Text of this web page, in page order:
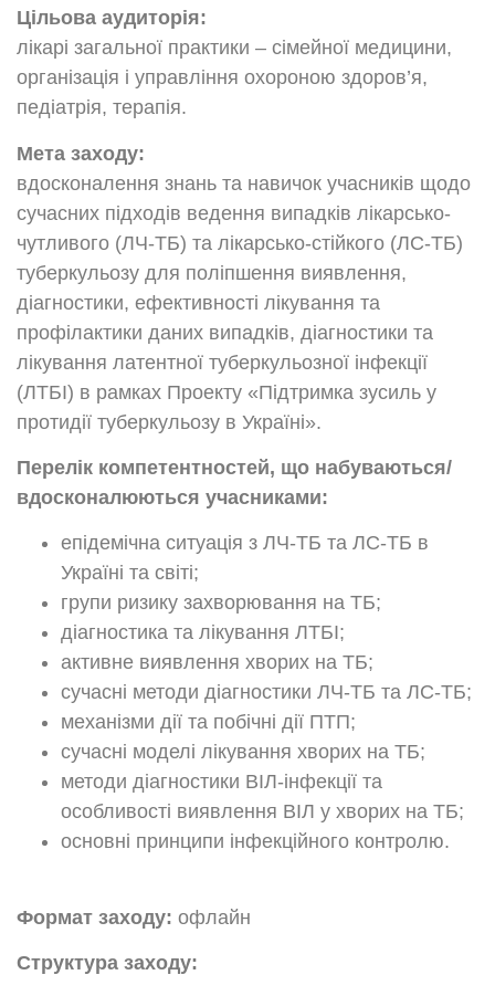
Цільова аудиторія:
лікарі загальної практики – сімейної медицини,
організація і управління охороною здоров’я,
педіатрія, терапія.
Мета заходу:
вдосконалення знань та навичок учасників щодо
сучасних підходів ведення випадків лікарсько-
чутливого (ЛЧ-ТБ) та лікарсько-стійкого (ЛС-ТБ)
туберкульозу для поліпшення виявлення,
діагностики, ефективності лікування та
профілактики даних випадків, діагностики та
лікування латентної туберкульозної інфекції
(ЛТБІ) в рамках Проекту «Підтримка зусиль у
протидії туберкульозу в Україні».
Перелік компетентностей, що набуваються/
вдосконалюються учасниками:
епідемічна ситуація з ЛЧ-ТБ та ЛС-ТБ в
Україні та світі;
групи ризику захворювання на ТБ;
діагностика та лікування ЛТБІ;
активне виявлення хворих на ТБ;
сучасні методи діагностики ЛЧ-ТБ та ЛС-ТБ;
механізми дії та побічні дії ПТП;
сучасні моделі лікування хворих на ТБ;
методи діагностики ВІЛ-інфекції та
особливості виявлення ВІЛ у хворих на ТБ;
основні принципи інфекційного контролю.
Формат заходу: офлайн
Структура заходу: